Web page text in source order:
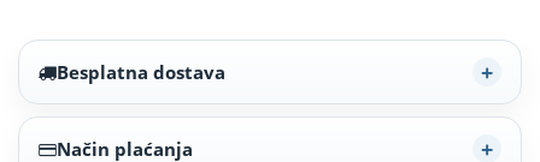
Besplatna dostava
Način plaćanja